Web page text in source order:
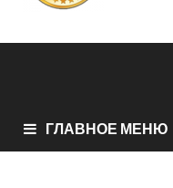
ГЛАВНОЕ МЕНЮ